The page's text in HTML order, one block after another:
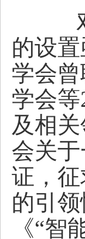
对
的设
学会
学会
及相
会关
证，
的引
《“